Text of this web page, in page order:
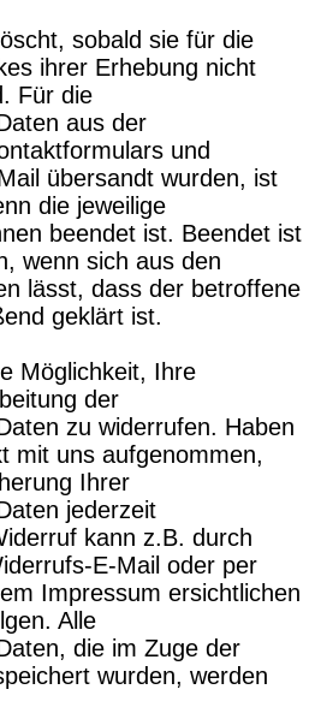
sobald sie für die
ihrer Erhebung nicht
Für die
aus der
und
übersandt wurden, ist
die jeweilige
beendet ist. Beendet ist
wenn sich aus den
lässt, dass der betroffene
geklärt ist.
Möglichkeit, Ihre
der
zu widerrufen. Haben
mit uns aufgenommen,
Ihrer
jederzeit
kann z.B. durch
E-Mail oder per
Impressum ersichtlichen
Alle
die im Zuge der
wurden, werden